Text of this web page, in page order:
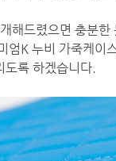
해드렸으면 충분한
엄K 누비 가죽케이
도록 하겠습니다.